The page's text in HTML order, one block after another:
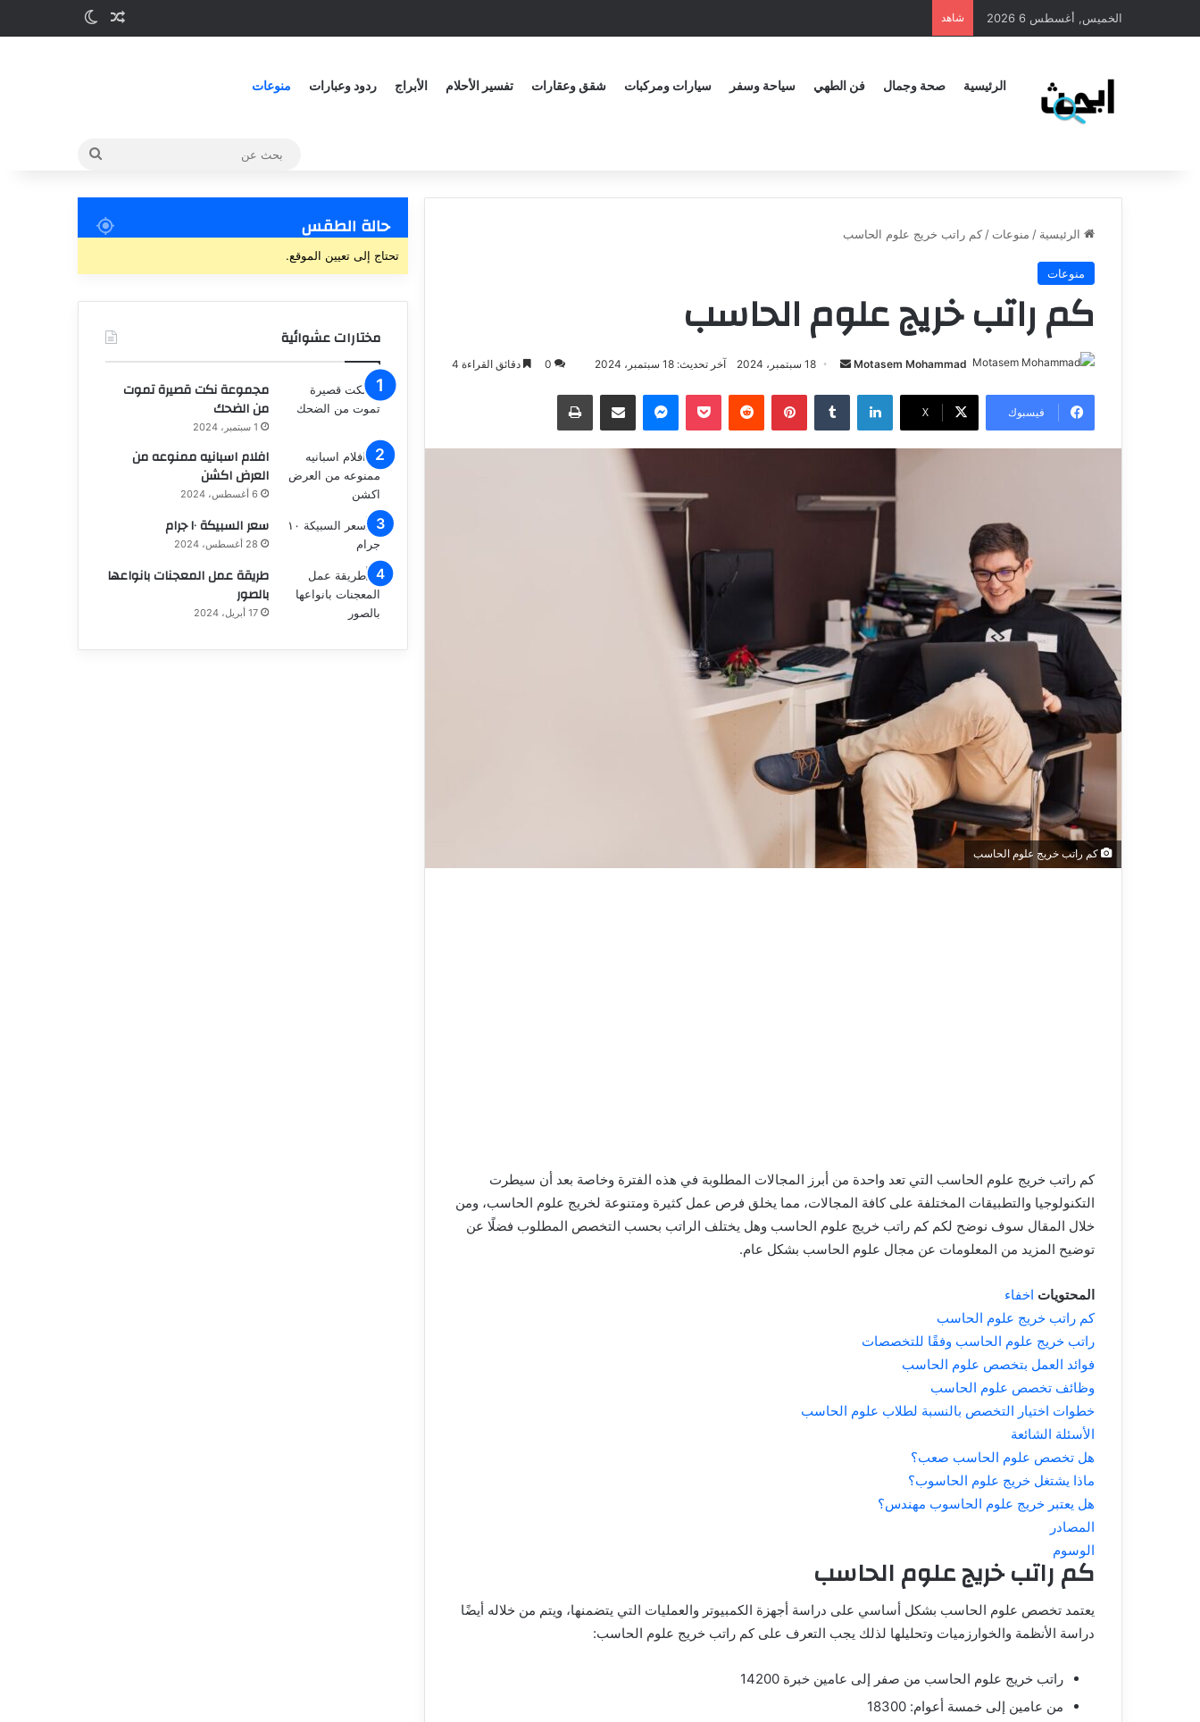
الخميس, أغسطس 6 2026 شاهد
الرئيسية صحة وجمال فن الطهي سياحة وسفر سيارات ومركبات شقق وعقارات تفسير الأحلام الأبراج ردود وعبارات منوعات
الرئيسية / منوعات / كم راتب خريج علوم الحاسب
منوعات
كم راتب خريج علوم الحاسب
Motasem Mohammad 18 سبتمبر، 2024 آخر تحديث: 18 سبتمبر، 2024 0 دقائق القراءة 4
فيسبوك X
كم راتب خريج علوم الحاسب
كم راتب خريج علوم الحاسب التي تعد واحدة من أبرز المجالات المطلوبة في هذه الفترة وخاصة بعد أن سيطرت
التكنولوجيا والتطبيقات المختلفة على كافة المجالات، مما يخلق فرص عمل كثيرة ومتنوعة لخريج علوم الحاسب، ومن
خلال المقال سوف نوضح لكم كم راتب خريج علوم الحاسب وهل يختلف الراتب بحسب التخصص المطلوب فضلًا عن
توضيح المزيد من المعلومات عن مجال علوم الحاسب بشكل عام.
المحتويات اخفاء
كم راتب خريج علوم الحاسب
راتب خريج علوم الحاسب وفقًا للتخصصات
فوائد العمل بتخصص علوم الحاسب
وظائف تخصص علوم الحاسب
خطوات اختيار التخصص بالنسبة لطلاب علوم الحاسب
الأسئلة الشائعة
هل تخصص علوم الحاسب صعب؟
ماذا يشتغل خريج علوم الحاسوب؟
هل يعتبر خريج علوم الحاسوب مهندس؟
المصادر
الوسوم
كم راتب خريج علوم الحاسب
يعتمد تخصص علوم الحاسب بشكل أساسي على دراسة أجهزة الكمبيوتر والعمليات التي يتضمنها، ويتم من خلاله أيضًا
دراسة الأنظمة والخوارزميات وتحليلها لذلك يجب التعرف على كم راتب خريج علوم الحاسب:
راتب خريج علوم الحاسب من صفر إلى عامين خبرة 14200
من عامين إلى خمسة أعوام: 18300
حالة الطقس
تحتاج إلى تعيين الموقع.
مختارات عشوائية
مجموعة نكت قصيرة تموت
من الضحك
1 سبتمبر، 2024
افلام اسبانيه ممنوعه من
العرض اكشن
6 أغسطس، 2024
سعر السبيكة ١٠ جرام
28 أغسطس، 2024
طريقة عمل المعجنات بانواعها
بالصور
17 أبريل، 2024